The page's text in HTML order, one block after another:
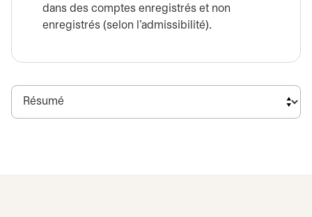
dans des comptes enregistrés et non
enregistrés (selon l’admissibilité).